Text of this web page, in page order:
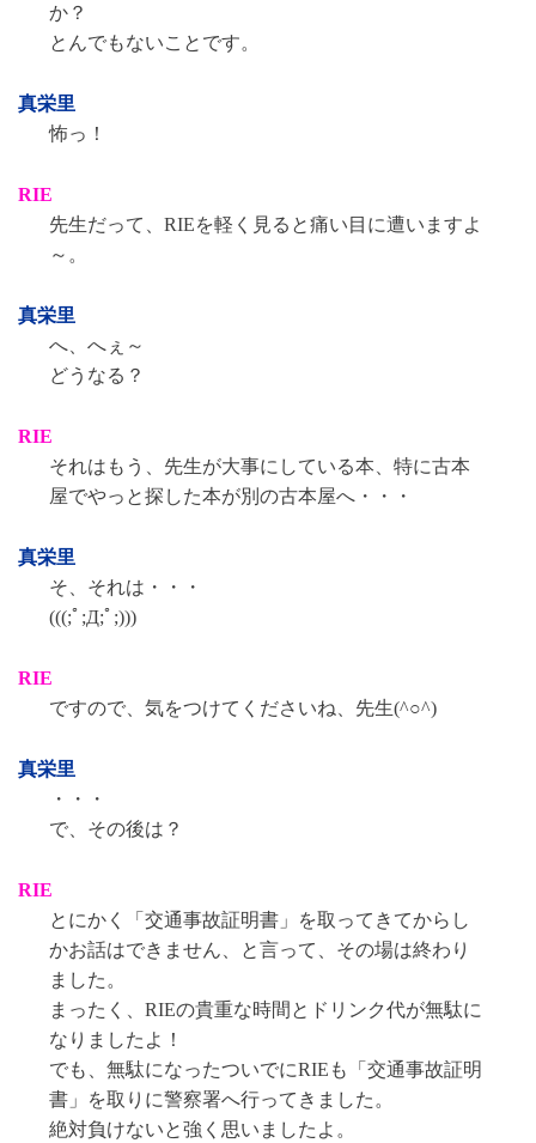
か？
とんでもないことです。
真栄里
怖っ！
RIE
先生だって、RIEを軽く見ると痛い目に遭いますよ
～。
真栄里
へ、へぇ～
どうなる？
RIE
それはもう、先生が大事にしている本、特に古本
屋でやっと探した本が別の古本屋へ・・・
真栄里
そ、それは・・・
(((;ﾟ;Д;ﾟ;)))
RIE
ですので、気をつけてくださいね、先生(^○^)
真栄里
・・・
で、その後は？
RIE
とにかく「交通事故証明書」を取ってきてからし
かお話はできません、と言って、その場は終わり
ました。
まったく、RIEの貴重な時間とドリンク代が無駄に
なりましたよ！
でも、無駄になったついでにRIEも「交通事故証明
書」を取りに警察署へ行ってきました。
絶対負けないと強く思いましたよ。